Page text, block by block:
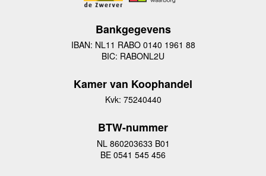
Bankgegevens
IBAN: NL11 RABO 0140 1961 88
BIC: RABONL2U
Kamer van Koophandel
Kvk: 75240440
BTW-nummer
NL 860203633 B01
BE 0541 545 456